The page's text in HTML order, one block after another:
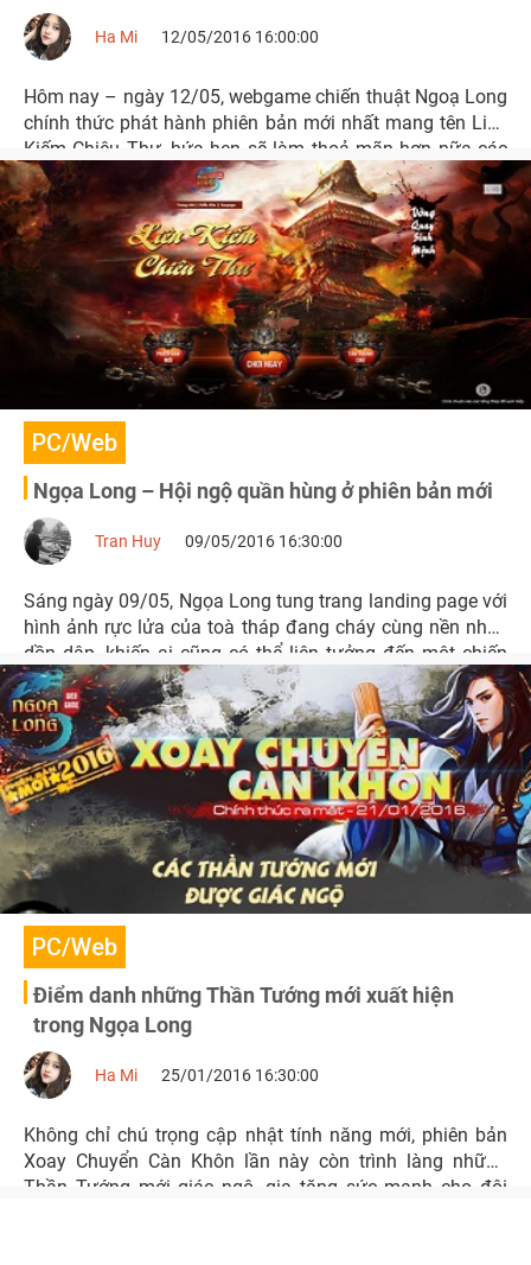
Ha Mi 12/05/2016 16:00:00
Hôm nay – ngày 12/05, webgame chiến thuật Ngoạ Long
chính thức phát hành phiên bản mới nhất mang tên Liên
Kiếm Chiêu Thư, hứa hẹn sẽ làm thoả mãn hơn nữa các
“tín đồ” đam mê chinh chiến yêu thích thể loại chiến thuật
Tam Quốc.
PC/Web
Ngọa Long – Hội ngộ quần hùng ở phiên bản mới
Tran Huy 09/05/2016 16:30:00
Sáng ngày 09/05, Ngọa Long tung trang landing page với
hình ảnh rực lửa của toà tháp đang cháy cùng nền nhạc
dồn dập, khiến ai cũng có thể liên tưởng đến một chiến
trường mới sắp diễn ra.
PC/Web
Điểm danh những Thần Tướng mới xuất hiện
trong Ngọa Long
Ha Mi 25/01/2016 16:30:00
Không chỉ chú trọng cập nhật tính năng mới, phiên bản
Xoay Chuyển Càn Khôn lần này còn trình làng những
Thần Tướng mới giác ngộ, gia tăng sức mạnh cho đội